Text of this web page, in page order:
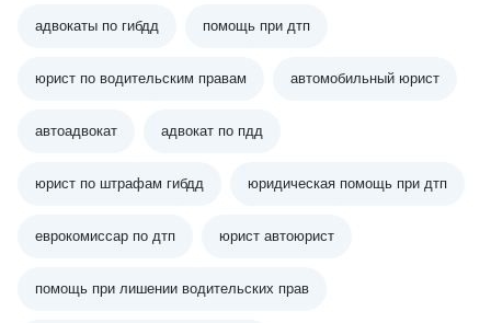
адвокаты по гибдд помощь при дтп
юрист по водительским правам автомобильный юрист
автоадвокат адвокат по пдд
юрист по штрафам гибдд юридическая помощь при дтп
еврокомиссар по дтп юрист автоюрист
помощь при лишении водительских прав